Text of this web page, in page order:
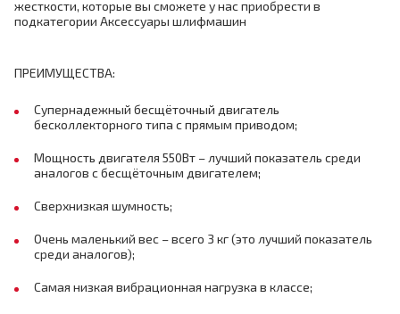
жесткости, которые вы сможете у нас приобрести в
подкатегории Аксессуары шлифмашин
ПРЕИМУЩЕСТВА:
Супернадежный бесщёточный двигатель
бесколлекторного типа с прямым приводом;
Мощность двигателя 550Вт – лучший показатель среди
аналогов с бесщёточным двигателем;
Сверхнизкая шумность;
Очень маленький вес – всего 3 кг (это лучший показатель
среди аналогов);
Самая низкая вибрационная нагрузка в классе;